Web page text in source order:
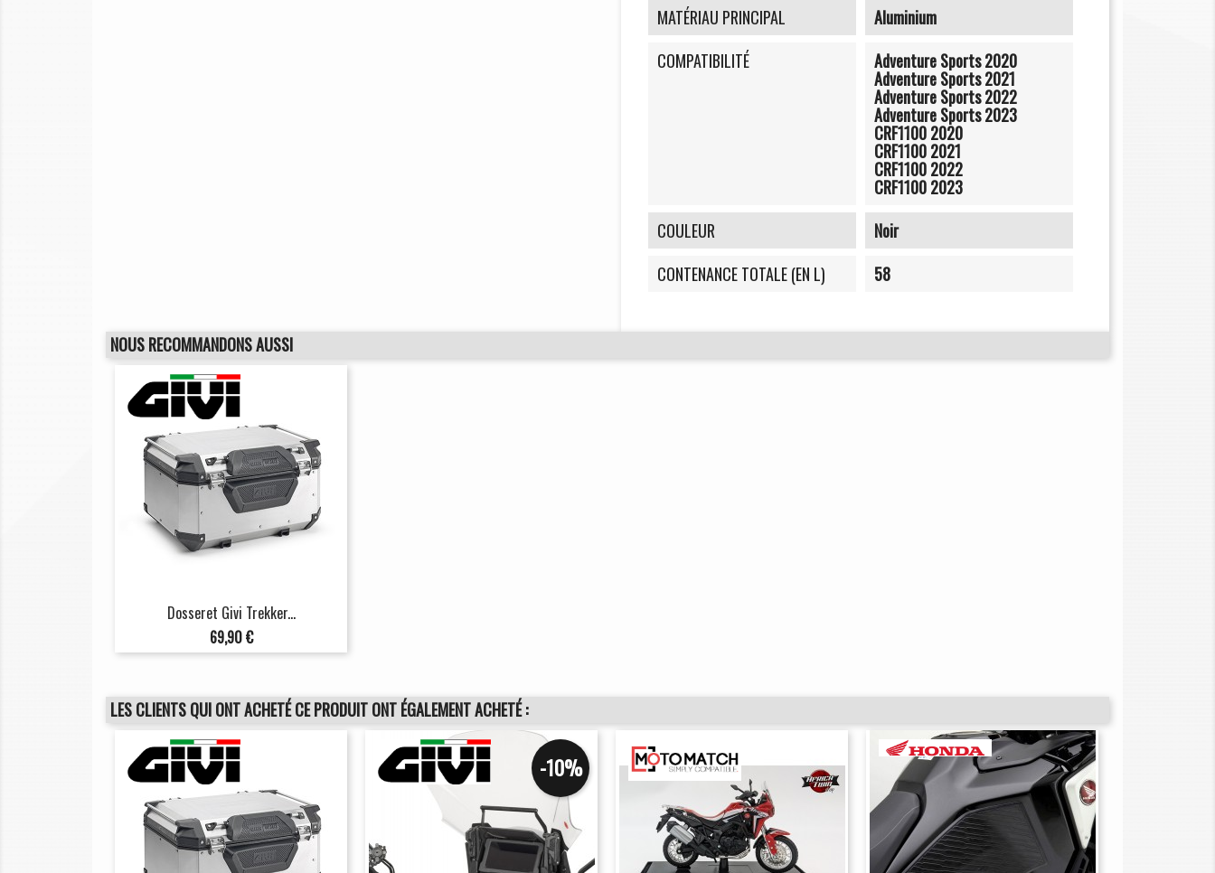
MATÉRIAU PRINCIPAL
Aluminium
COMPATIBILITÉ
Adventure Sports 2020
Adventure Sports 2021
Adventure Sports 2022
Adventure Sports 2023
CRF1100 2020
CRF1100 2021
CRF1100 2022
CRF1100 2023
COULEUR
Noir
CONTENANCE TOTALE (EN L)
58
NOUS RECOMMANDONS AUSSI
Dosseret Givi Trekker...
Prix
69,90 €
LES CLIENTS QUI ONT ACHETÉ CE PRODUIT ONT ÉGALEMENT ACHETÉ :
-10%